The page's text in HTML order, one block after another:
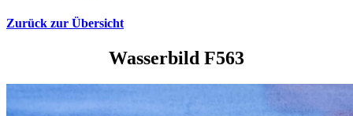
Zurück zur Übersicht
Wasserbild F563